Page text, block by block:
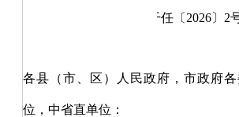
白山政干任〔 2026〕 2
各县（市、区）人民政府，市政府
位，中省直单位：